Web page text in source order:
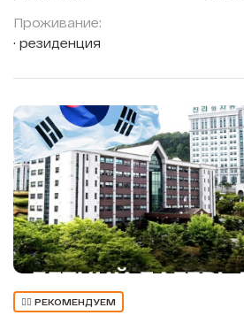
Проживание:
резиденция
👍🏼 РЕКОМЕНДУЕМ